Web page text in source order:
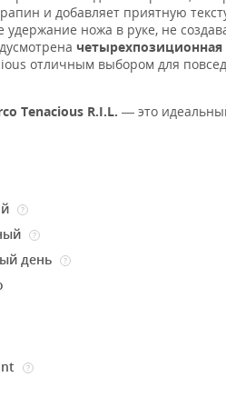
и добавляет приятную
ножа в руке, не
четырехпозиционная
отличным выбором для
Tenacious R.I.L. — это
?
?
день ?
?